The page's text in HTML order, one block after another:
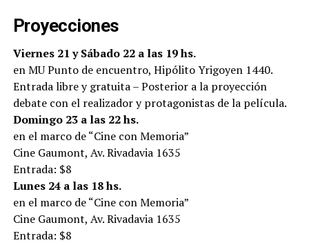
Proyecciones
Viernes 21 y Sábado 22 a las 19 hs.
en MU Punto de encuentro, Hipólito Yrigoyen 1440.
Entrada libre y gratuita – Posterior a la proyección
debate con el realizador y protagonistas de la película.
Domingo 23 a las 22 hs.
en el marco de “Cine con Memoria”
Cine Gaumont, Av. Rivadavia 1635
Entrada: $8
Lunes 24 a las 18 hs.
en el marco de “Cine con Memoria”
Cine Gaumont, Av. Rivadavia 1635
Entrada: $8